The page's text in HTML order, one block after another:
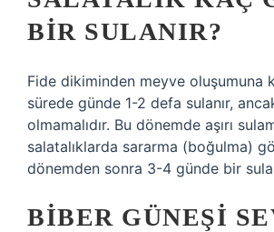
BIR SULANIR?
Fide dikiminden meyve oluşumuna
sürede günde 1-2 defa sulanır,
olmamalıdır. Bu dönemde aşırı
salatalıklarda sararma (boğulma)
dönemden sonra 3-4 günde bir
BIBER GÜNEŞI